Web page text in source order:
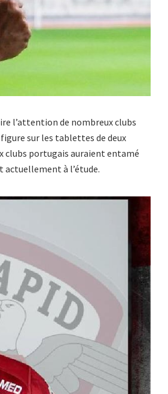
l’attention de nombreux clubs
sur les tablettes de deux
clubs portugais auraient entamé
actuellement à l’étude.